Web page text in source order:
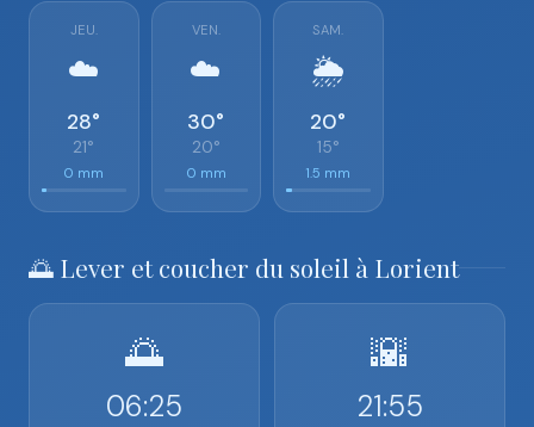
JEU.
☁️
28°
21°
0 mm
VEN.
☁️
30°
20°
0 mm
SAM.
🌦️
20°
15°
1.5 mm
🌅 Lever et coucher du soleil à Lorient
🌅
06:25
🌇
21:55